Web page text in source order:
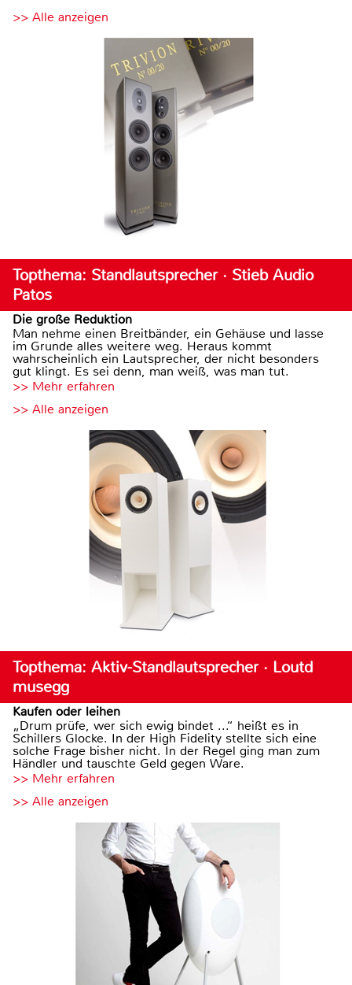
>> Alle anzeigen
Topthema: Standlautsprecher · Stieb Audio
Patos
Die große Reduktion
Man nehme einen Breitbänder, ein Gehäuse und lasse
im Grunde alles weitere weg. Heraus kommt
wahrscheinlich ein Lautsprecher, der nicht besonders
gut klingt. Es sei denn, man weiß, was man tut.
>> Mehr erfahren
>> Alle anzeigen
Topthema: Aktiv-Standlautsprecher · Loutd
musegg
Kaufen oder leihen
„Drum prüfe, wer sich ewig bindet ...“ heißt es in
Schillers Glocke. In der High Fidelity stellte sich eine
solche Frage bisher nicht. In der Regel ging man zum
Händler und tauschte Geld gegen Ware.
>> Mehr erfahren
>> Alle anzeigen